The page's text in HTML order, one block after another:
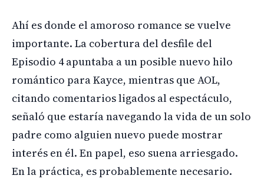
Ahí es donde el amoroso romance se vuelve
importante. La cobertura del desfile del
Episodio 4 apuntaba a un posible nuevo hilo
romántico para Kayce, mientras que AOL,
citando comentarios ligados al espectáculo,
señaló que estaría navegando la vida de un solo
padre como alguien nuevo puede mostrar
interés en él. En papel, eso suena arriesgado.
En la práctica, es probablemente necesario.